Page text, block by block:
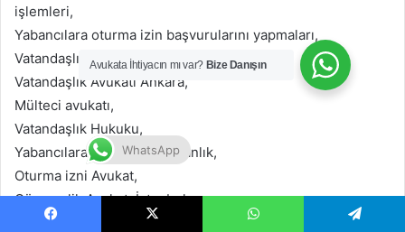
işlemleri,
Yabancılara oturma izin başvurularını yapmaları,
Vatandaşlık işlemleri Avukat ücreti,
Vatandaşlık Avukatı Ankara,
Mülteci avukatı,
Vatandaşlık Hukuku,
Yabancılara hukuki danışmanlık,
Oturma izni Avukat,
Göçmenlik Avukatı İstanbul,
Yabancılar Hukuku Avukatı İstanbul,
Avukata İhtiyacın mı var? Bize Danışın
WhatsApp